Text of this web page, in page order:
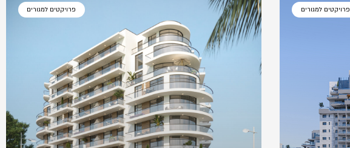
פרויקטים למגורים פרויקטים למגורים